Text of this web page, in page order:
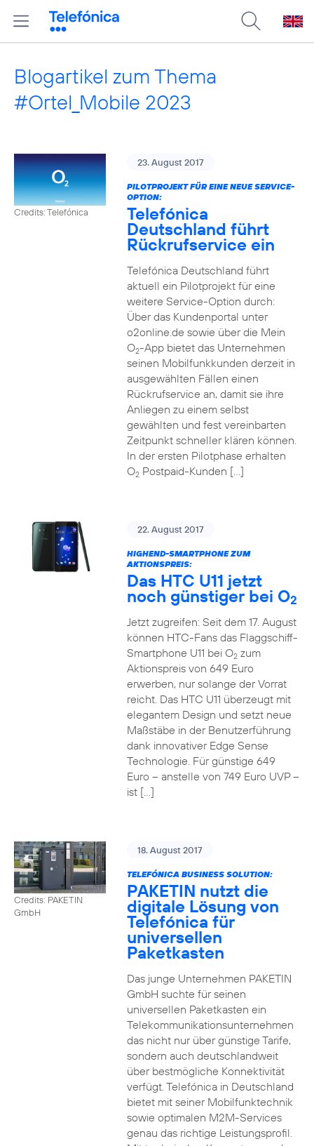
Blogartikel zum Thema
#Ortel_Mobile 2023
Credits: Telefónica
23. August 2017
PILOTPROJEKT FÜR EINE NEUE SERVICE-
OPTION:
Telefónica
Deutschland führt
Rückrufservice ein
Telefónica Deutschland führt
aktuell ein Pilotprojekt für eine
weitere Service-Option durch:
Über das Kundenportal unter
o2online.de sowie über die Mein
O2-App bietet das Unternehmen
seinen Mobilfunkkunden derzeit in
ausgewählten Fällen einen
Rückrufservice an, damit sie ihre
Anliegen zu einem selbst
gewählten und fest vereinbarten
Zeitpunkt schneller klären können.
In der ersten Pilotphase erhalten
O2Postpaid-Kunden […]
22. August 2017
HIGHEND-SMARTPHONE ZUM
AKTIONSPREIS:
Das HTC U11 jetzt
noch günstiger bei O2
Jetzt zugreifen: Seit dem 17. August
können HTC-Fans das Flaggschiff-
Smartphone U11 bei O2zum
Aktionspreis von 649 Euro
erwerben, nur solange der Vorrat
reicht. Das HTC U11 überzeugt mit
elegantem Design und setzt neue
Maßstäbe in der Benutzerführung
dank innovativer Edge Sense
Technologie. Für günstige 649
Euro – anstelle von 749 Euro UVP –
ist […]
Credits: PAKETIN
GmbH
18. August 2017
TELEFÓNICA BUSINESS SOLUTION:
PAKETIN nutzt die
digitale Lösung von
Telefónica für
universellen
Paketkasten
Das junge Unternehmen PAKETIN
GmbH suchte für seinen
universellen Paketkasten ein
Telekommunikationsunternehmen
das nicht nur über günstige Tarife,
sondern auch deutschlandweit
über bestmögliche Konnektivität
verfügt. Telefónica in Deutschland
bietet mit seiner Mobilfunktechnik
sowie optimalen M2M-Services
genau das richtige Leistungsprofil.